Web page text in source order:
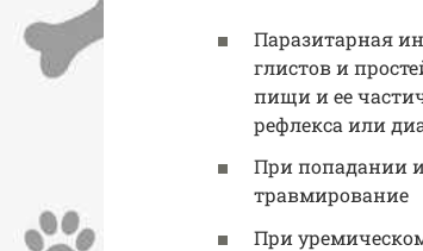
Паразитарная
глистов и
пищи и ее
рефлекса или
При попадании
травмирование
При